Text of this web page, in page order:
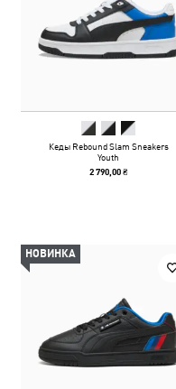
Кеды Rebound Slam Sneakers
Youth
2 790,00 ₴
НОВИНКА